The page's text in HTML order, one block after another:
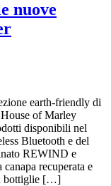
nuove
earth-friendly di
of Marley
disponibili nel
Bluetooth e del
REWIND e
recuperata e
bottiglie […]